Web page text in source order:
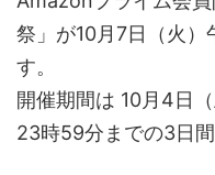
祭」が10月7日（火）
す。
開催期間は 10月4日
23時59分までの3日